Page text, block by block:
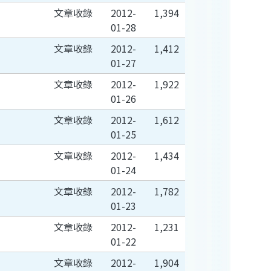
文章收錄
2012-
01-28
1,394
文章收錄
2012-
01-27
1,412
文章收錄
2012-
01-26
1,922
文章收錄
2012-
01-25
1,612
文章收錄
2012-
01-24
1,434
文章收錄
2012-
01-23
1,782
文章收錄
2012-
01-22
1,231
文章收錄
2012-
1,904